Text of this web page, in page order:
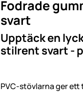
Fodrade
svart
Upptäck en
stilrent svart -
PVC-stövlarna ger